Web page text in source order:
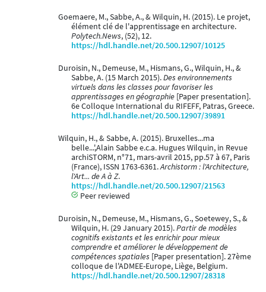
Goemaere, M., Sabbe, A., & Wilquin, H. (2015). Le projet,
élément clé de l'apprentissage en architecture.
Polytech.News, (52), 12.
https://hdl.handle.net/20.500.12907/10125
Duroisin, N., Demeuse, M., Hismans, G., Wilquin, H., &
Sabbe, A. (15 March 2015).Des environnements
virtuels dans les classes pour favoriser les
apprentissages en géographie [Paper presentation].
6e Colloque International du RIFEFF, Patras, Greece.
https://hdl.handle.net/20.500.12907/39891
Wilquin, H., & Sabbe, A. (2015). Bruxelles...ma
belle...',Alain Sabbe e.c.a. Hugues Wilquin, in Revue
archiSTORM, n°71, mars-avril 2015, pp.57 à 67, Paris
(France), ISSN 1763-6361.Archistorm : l'Architecture,
l'Art... de A à Z.
https://hdl.handle.net/20.500.12907/21563
Peer reviewed
Duroisin, N., Demeuse, M., Hismans, G., Soetewey, S., &
Wilquin, H. (29 January 2015).Partir de modèles
cognitifs existants et les enrichir pour mieux
comprendre et améliorer le développement de
compétences spatiales [Paper presentation]. 27ème
colloque de l'ADMEE-Europe, Liège, Belgium.
https://hdl.handle.net/20.500.12907/28318